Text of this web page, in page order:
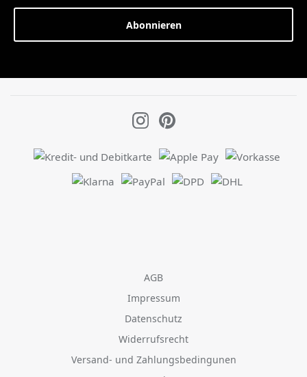
Abonnieren
AGB
Impressum
Datenschutz
Widerrufsrecht
Versand- und Zahlungsbedingunen